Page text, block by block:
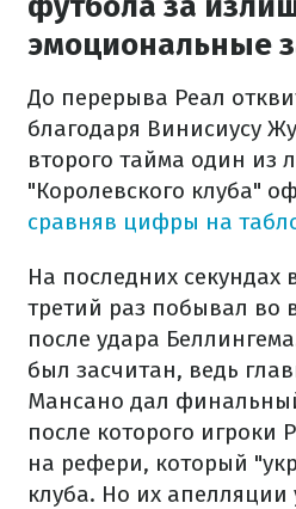
эмоциональные
До перерыва Реал
благодаря Винисиусу
второго тайма один из
"Королевского клуба"
сравняв цифры на
На последних секундах
третий раз побывал во
после удара
был засчитан, ведь
Мансано дал
после которого игроки
на рефери, который
клуба. Но их